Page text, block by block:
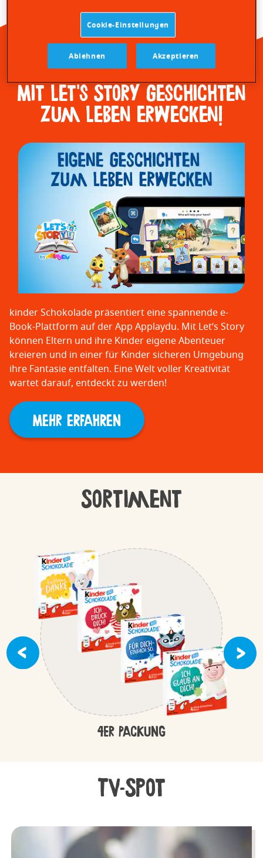
Mit Let's Story Geschichten
zum Leben erwecken!
kinder Schokolade präsentiert eine spannende e-
Book-Plattform auf der App Applaydu. Mit Let’s Story
können Eltern und ihre Kinder eigene Abenteuer
kreieren und in einer für Kinder sicheren Umgebung
ihre Fantasie entfalten. Eine Welt voller Kreativität
wartet darauf, entdeckt zu werden!
MEHR ERFAHREN
Sortiment
4er Packung
TV-Spot
Cookie-Einstellungen
Ablehnen Akzeptieren